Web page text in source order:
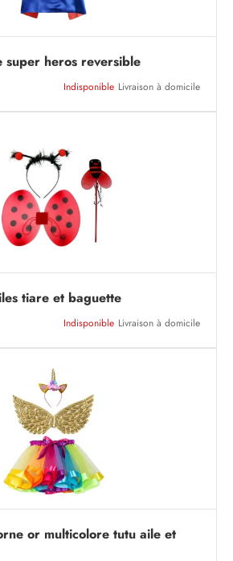
super heros reversible
Indisponible Livraison à domicile
tiare et baguette
Indisponible Livraison à domicile
or multicolore tutu aile et